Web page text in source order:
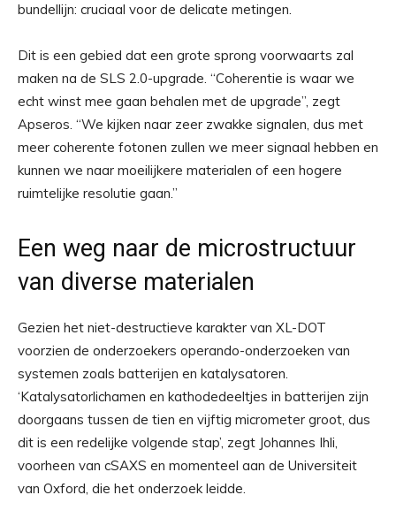
bundellijn: cruciaal voor de delicate metingen.
Dit is een gebied dat een grote sprong voorwaarts zal
maken na de SLS 2.0-upgrade. “Coherentie is waar we
echt winst mee gaan behalen met de upgrade”, zegt
Apseros. “We kijken naar zeer zwakke signalen, dus met
meer coherente fotonen zullen we meer signaal hebben en
kunnen we naar moeilijkere materialen of een hogere
ruimtelijke resolutie gaan.”
Een weg naar de microstructuur
van diverse materialen
Gezien het niet-destructieve karakter van XL-DOT
voorzien de onderzoekers operando-onderzoeken van
systemen zoals batterijen en katalysatoren.
‘Katalysatorlichamen en kathodedeeltjes in batterijen zijn
doorgaans tussen de tien en vijftig micrometer groot, dus
dit is een redelijke volgende stap’, zegt Johannes Ihli,
voorheen van cSAXS en momenteel aan de Universiteit
van Oxford, die het onderzoek leidde.